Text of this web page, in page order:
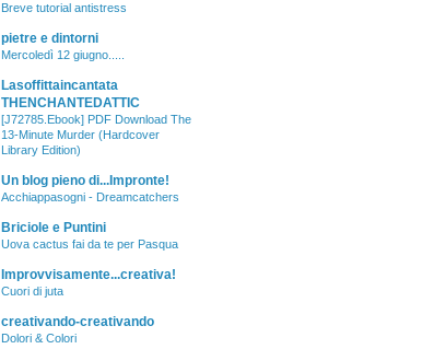
Breve tutorial antistress
pietre e dintorni
Mercoledì 12 giugno.....
Lasoffittaincantata
THENCHANTEDATTIC
[J72785.Ebook] PDF Download The
13-Minute Murder (Hardcover
Library Edition)
Un blog pieno di...Impronte!
Acchiappasogni - Dreamcatchers
Briciole e Puntini
Uova cactus fai da te per Pasqua
Improvvisamente...creativa!
Cuori di juta
creativando-creativando
Dolori & Colori